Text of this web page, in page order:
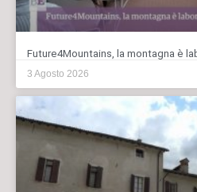
Future4Mountains, la montagna è
3 Agosto 2026